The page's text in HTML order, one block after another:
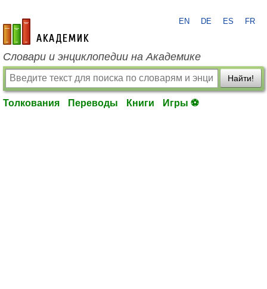
academic.ru
EN DE ES FR
Словари и энциклопедии на Академике
Найти!
Толкования Переводы Книги Игры ⚽